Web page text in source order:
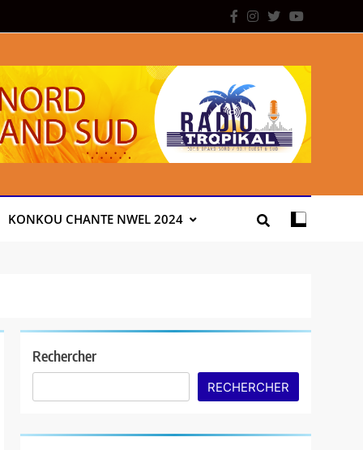
KONKOU CHANTE NWEL 2024
Rechercher
RECHERCHER